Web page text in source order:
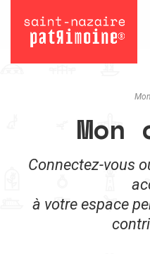
Mon
Connectez-vous
à votre espace